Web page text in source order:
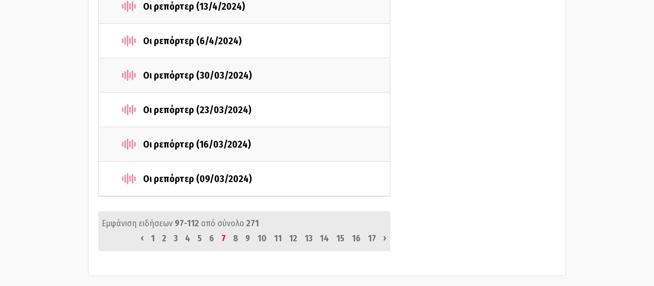
Οι ρεπόρτερ (13/4/2024)
Οι ρεπόρτερ (6/4/2024)
Οι ρεπόρτερ (30/03/2024)
Οι ρεπόρτερ (23/03/2024)
Οι ρεπόρτερ (16/03/2024)
Οι ρεπόρτερ (09/03/2024)
Εμφάνιση ειδήσεων 97-112 από σύνολο 271
‹
1 2 3 4 5 6 7 8 9 10 11 12 13 14 15 16 17 ›